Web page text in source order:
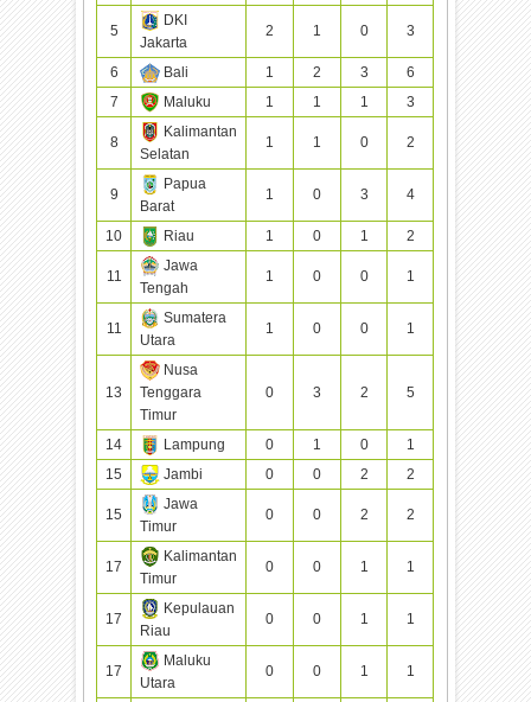
5
DKI
Jakarta
2 1 0 3
6 Bali 1 2 3
6
7
Maluku 1 1 1 3
8
Kalimantan
Selatan
1 1 0 2
9
Papua
Barat
1 0 3 4
10 Riau 1 0 1 2
11
Jawa
Tengah
1 0 0 1
11
Sumatera
Utara
1 0 0 1
13
Nusa
Tenggara
Timur
0 3 2 5
14 Lampung 0 1 0
1
15
Jambi 0 0 2 2
15
Jawa
Timur
0 0 2 2
17
Kalimantan
Timur
0 0 1 1
17
Kepulauan
Riau
0 0 1 1
17
Maluku
Utara
0 0 1 1